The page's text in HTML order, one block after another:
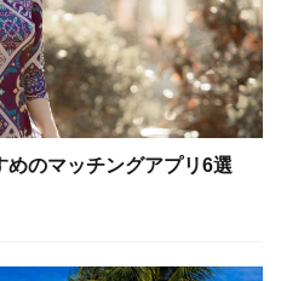
のマッチングアプリ6選